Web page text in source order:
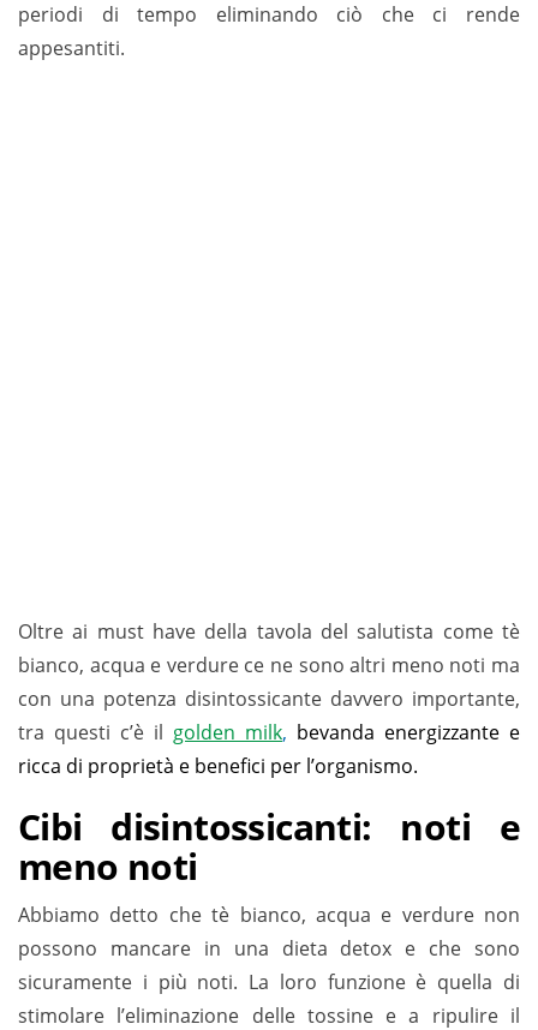
periodi di tempo eliminando ciò che ci rende
appesantiti.
Oltre ai must have della tavola del salutista come tè
bianco, acqua e verdure ce ne sono altri meno noti ma
con una potenza disintossicante davvero importante,
tra questi c’è il golden milk, bevanda energizzante e
ricca di proprietà e benefici per l’organismo.
Cibi disintossicanti: noti e
meno noti
Abbiamo detto che tè bianco, acqua e verdure non
possono mancare in una dieta detox e che sono
sicuramente i più noti. La loro funzione è quella di
stimolare l’eliminazione delle tossine e a ripulire il